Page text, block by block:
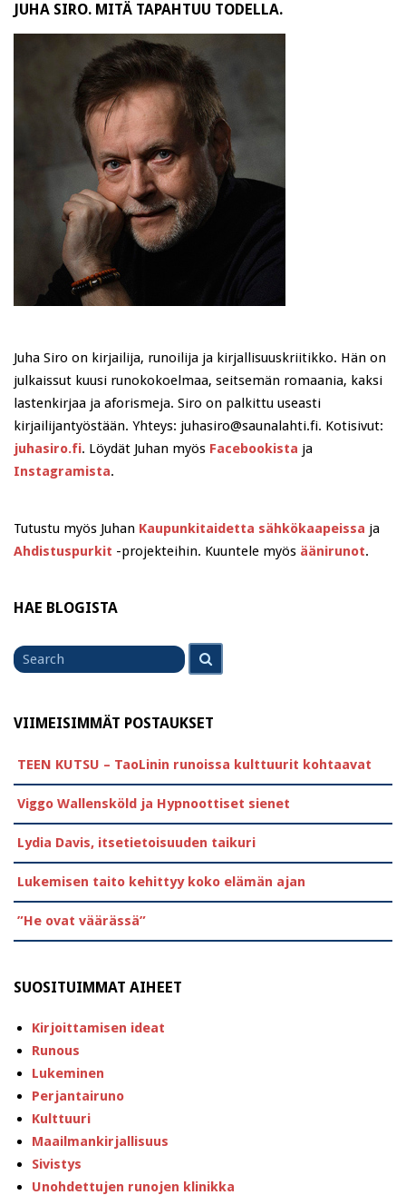
JUHA SIRO. MITÄ TAPAHTUU TODELLA.
Juha Siro on kirjailija, runoilija ja kirjallisuuskriitikko. Hän on
julkaissut kuusi runokokoelmaa, seitsemän romaania, kaksi
lastenkirjaa ja aforismeja. Siro on palkittu useasti
kirjailijantyöstään. Yhteys: juhasiro@saunalahti.fi. Kotisivut:
juhasiro.fi. Löydät Juhan myös Facebookista ja
Instagramista.
Tutustu myös Juhan Kaupunkitaidetta sähkökaapeissa ja
Ahdistuspurkit -projekteihin. Kuuntele myös äänirunot.
HAE BLOGISTA
Search
for
VIIMEISIMMÄT POSTAUKSET
TEEN KUTSU – TaoLinin runoissa kulttuurit kohtaavat
Viggo Wallensköld ja Hypnoottiset sienet
Lydia Davis, itsetietoisuuden taikuri
Lukemisen taito kehittyy koko elämän ajan
”He ovat väärässä”
SUOSITUIMMAT AIHEET
Kirjoittamisen ideat
Runous
Lukeminen
Perjantairuno
Kulttuuri
Maailmankirjallisuus
Sivistys
Unohdettujen runojen klinikka